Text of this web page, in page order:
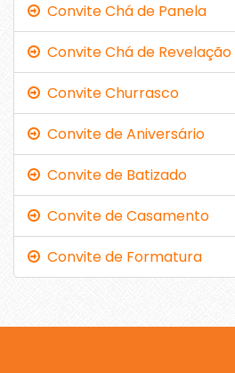
Convite Chá de Panela
Convite Chá de Revelação
Convite Churrasco
Convite de Aniversário
Convite de Batizado
Convite de Casamento
Convite de Formatura